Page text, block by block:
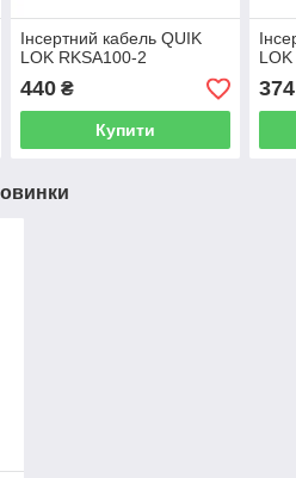
Інсертний кабель QUIK
LOK RKSA100-2
440₴
Купити
374